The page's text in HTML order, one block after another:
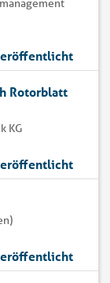
Rotorblatt
KG